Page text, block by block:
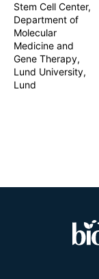
Stem Cell Center,
Department of
Molecular
Medicine and
Gene Therapy,
Lund University,
Lund